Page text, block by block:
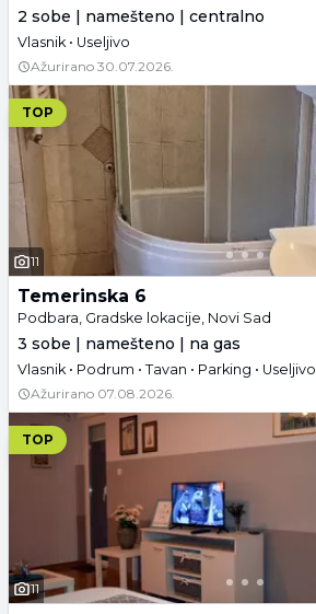
2 sobe | namešteno | centralno
Vlasnik • Useljivo
Ažurirano 30.07.2026.
TOP
11
Temerinska 6
Podbara, Gradske lokacije, Novi Sad
3 sobe | namešteno | na gas
Vlasnik • Podrum • Tavan • Parking • Useljivo
Ažurirano 07.08.2026.
TOP
11